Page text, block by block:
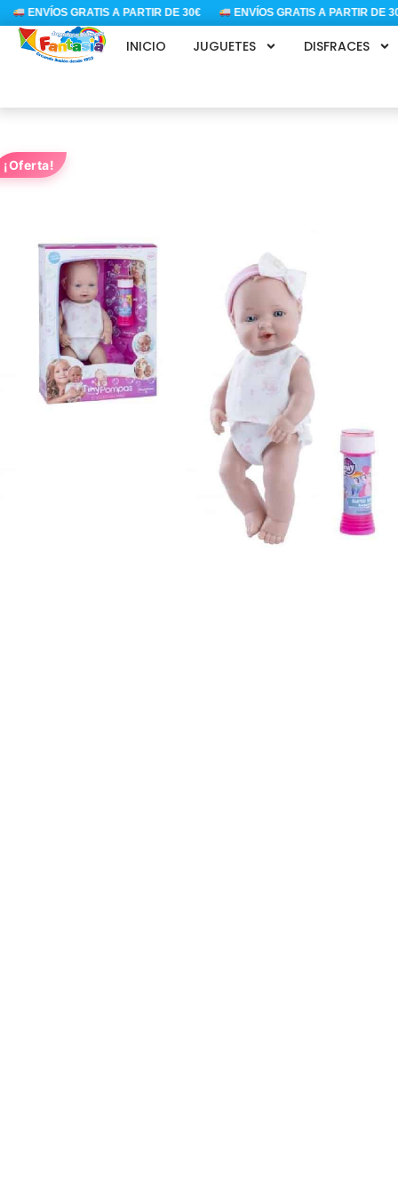
contenido
ENVÍOS GRATIS A PARTIR DE 30€ ENVÍOS GRATIS A PARTIR DE 30€
INICIO JUGUETES DISFRACES
¡Oferta!